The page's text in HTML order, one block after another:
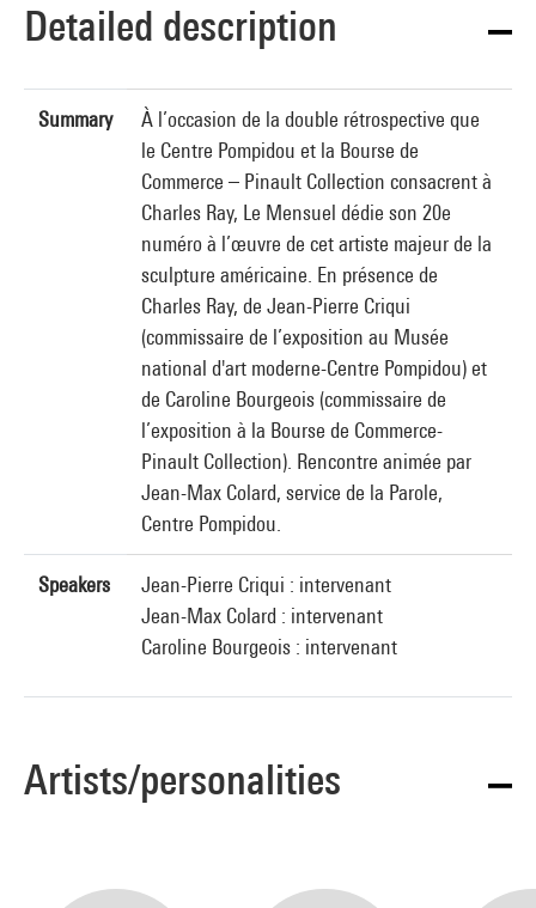
Detailed description
Summary
À l’occasion de la double rétrospective que
le Centre Pompidou et la Bourse de
Commerce – Pinault Collection consacrent à
Charles Ray, Le Mensuel dédie son 20e
numéro à l’œuvre de cet artiste majeur de la
sculpture américaine. En présence de
Charles Ray, de Jean-Pierre Criqui
(commissaire de l’exposition au Musée
national d'art moderne-Centre Pompidou) et
de Caroline Bourgeois (commissaire de
l’exposition à la Bourse de Commerce-
Pinault Collection). Rencontre animée par
Jean-Max Colard, service de la Parole,
Centre Pompidou.
Speakers
Jean-Pierre Criqui : intervenant
Jean-Max Colard : intervenant
Caroline Bourgeois : intervenant
Artists/personalities